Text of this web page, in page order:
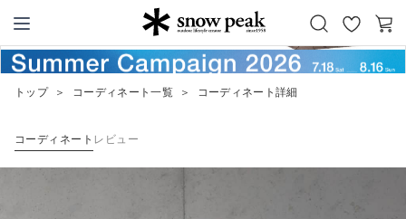
Snow Peak
お
カ
ー
トップ ＞ コーディネート一覧 ＞ コーディネート詳細
コーディネート レビュー